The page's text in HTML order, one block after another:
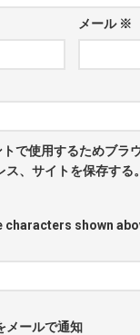
メール ※
で使用するためブラ
、サイトを保存する。
characters shown
メールで通知